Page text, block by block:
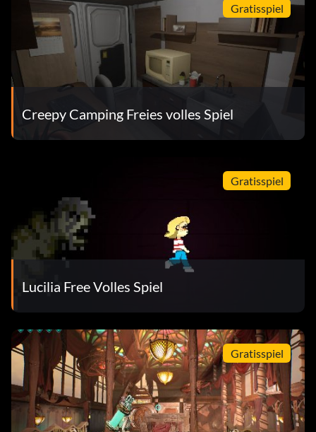
Gratisspiel
Creepy Camping Freies volles Spiel
Gratisspiel
Lucilia Free Volles Spiel
Gratisspiel